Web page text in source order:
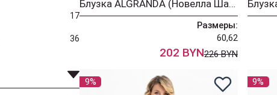
17
36
Блузка ALGRANDA (Новелла Шарм) 4087-4
Размеры:
60,62
202 BYN226 BYN
9% 9%